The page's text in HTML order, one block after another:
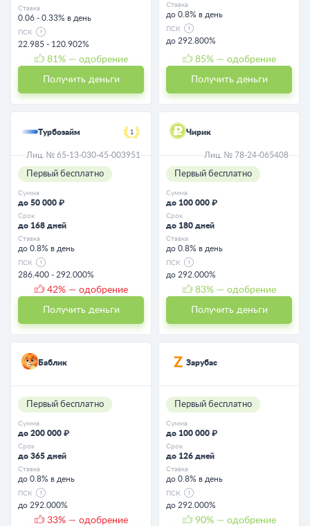
Ставка
0.06 - 0.33% в день
ПСК
22.985 - 120.902%
81 % — одобрение
Получить деньги
Ставка
до 0.8% в день
ПСК
до 292.800%
85% — одобрение
Получить деньги
Турбозайм 1
Лиц. № 65-13-030-45-003951
Первый бесплатно
Сумма
до 50 000 ₽
Срок
до 168 дней
Ставка
до 0.8% в день
ПСК
286.400 - 292.000%
42% — одобрение
Получить деньги
Чирик
Лиц. № 78-24-065408
Первый бесплатно
Сумма
до 100 000 ₽
Срок
до 180 дней
Ставка
до 0.8% в день
ПСК
до 292.000%
83% — одобрение
Получить деньги
Баблик
Первый бесплатно
Сумма
до 200 000 ₽
Срок
до 365 дней
Ставка
до 0.8% в день
ПСК
до 292.000%
33% — одобрение
Зарубас
Первый бесплатно
Сумма
до 100 000 ₽
Срок
до 126 дней
Ставка
до 0.8% в день
ПСК
до 292.000%
90% — одобрение